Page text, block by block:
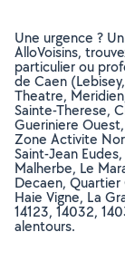
Une urgence ?
AlloVoisins,
particulier ou
de Caen
Theatre,
Sainte-Therese,
Gueriniere
Zone Activite
Saint-Jean
Malherbe, Le
Decaen,
Haie Vigne, La
14123, 14032,
alentours.